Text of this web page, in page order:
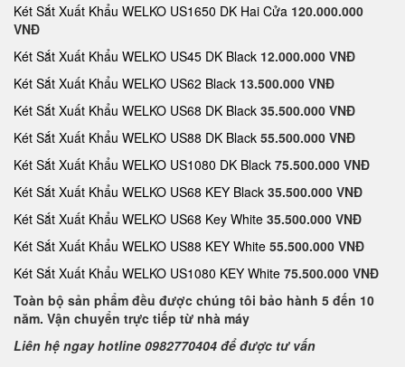
Két Sắt Xuất Khẩu WELKO US1650 DK Hai Cửa 120.000.000
VNĐ
Két Sắt Xuất Khẩu WELKO US45 DK Black 12.000.000 VNĐ
Két Sắt Xuất Khẩu WELKO US62 Black 13.500.000 VNĐ
Két Sắt Xuất Khẩu WELKO US68 DK Black 35.500.000 VNĐ
Két Sắt Xuất Khẩu WELKO US88 DK Black 55.500.000 VNĐ
Két Sắt Xuất Khẩu WELKO US1080 DK Black 75.500.000 VNĐ
Két Sắt Xuất Khẩu WELKO US68 KEY Black 35.500.000 VNĐ
Két Sắt Xuất Khẩu WELKO US68 Key White 35.500.000 VNĐ
Két Sắt Xuất Khẩu WELKO US88 KEY White 55.500.000 VNĐ
Két Sắt Xuất Khẩu WELKO US1080 KEY White 75.500.000 VNĐ
Toàn bộ sản phẩm đều được chúng tôi bảo hành 5 đến 10
năm. Vận chuyển trực tiếp từ nhà máy
Liên hệ ngay hotline 0982770404 để được tư vấn